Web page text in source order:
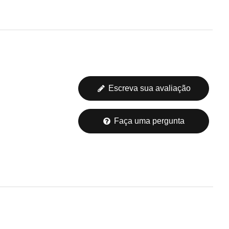
Escreva sua avaliação
Faça uma pergunta